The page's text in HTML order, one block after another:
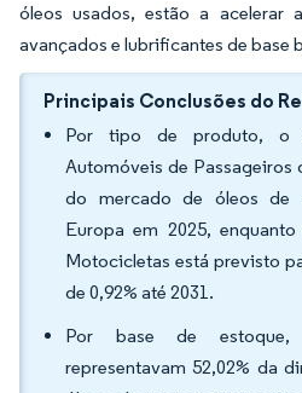
óleos usados, estão a acelerar
avançados e lubrificantes de base
Principais Conclusões do
Por tipo de produto, o
Automóveis de Passageiros
do mercado de óleos de
Europa em 2025,
Motocicletas está previsto
de 0,92% até 2031.
Por base de
representavam 52,02% da